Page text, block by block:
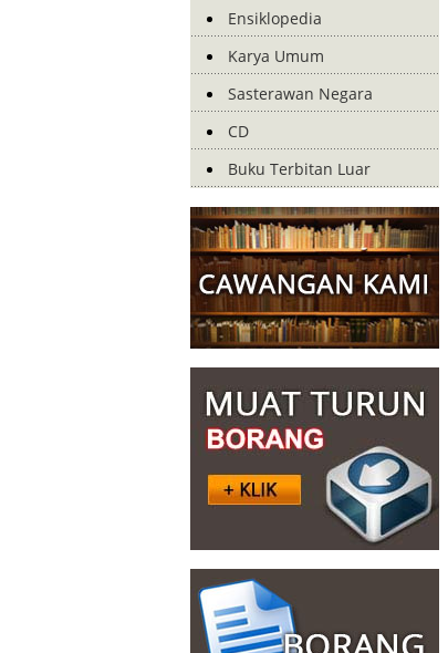
Ensiklopedia
Karya Umum
Sasterawan Negara
CD
Buku Terbitan Luar